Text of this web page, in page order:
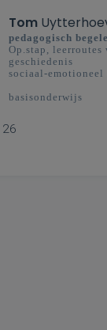
Tom
pedagogisch
Op.stap, leerroutes
geschiedenis
sociaal-emotioneel
basisonderwijs